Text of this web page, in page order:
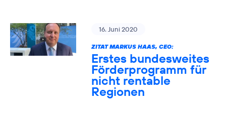
16. Juni 2020
ZITAT MARKUS HAAS, CEO:
Erstes bundesweites
Förderprogramm für
nicht rentable
Regionen